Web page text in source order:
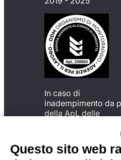
In caso di
inadempimento da
della ApL delle
del Codice di
possibile presentare
reclamo
Questo sito web